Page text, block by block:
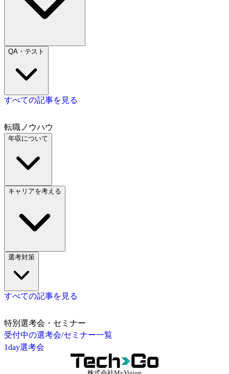
QA・テスト
すべての記事を見る
転職ノウハウ
年収について
キャリアを考える
選考対策
すべての記事を見る
特別選考会・セミナー
受付中の選考会/セミナー一覧
1day選考会